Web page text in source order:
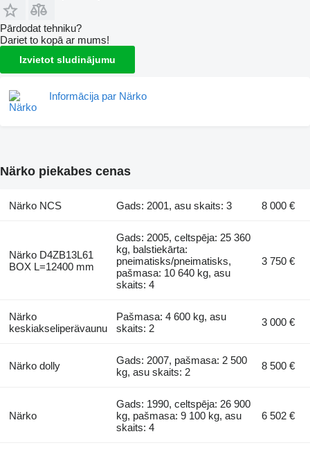
Pārdodat tehniku?
Dariet to kopā ar mums!
Izvietot sludinājumu
Informācija par Närko
Närko piekabes cenas
Närko NCS Gads: 2001, asu skaits: 3 8 000 €
Närko D4ZB13L61
BOX L=12400 mm
Gads: 2005, celtspēja: 25 360
kg, balstiekārta:
pneimatisks/pneimatisks,
pašmasa: 10 640 kg, asu
skaits: 4
3 750 €
Närko
keskiakseliperävaunu
Pašmasa: 4 600 kg, asu
skaits: 2
3 000 €
Närko dolly
Gads: 2007, pašmasa: 2 500
kg, asu skaits: 2
8 500 €
Närko
Gads: 1990, celtspēja: 26 900
kg, pašmasa: 9 100 kg, asu
skaits: 4
6 502 €